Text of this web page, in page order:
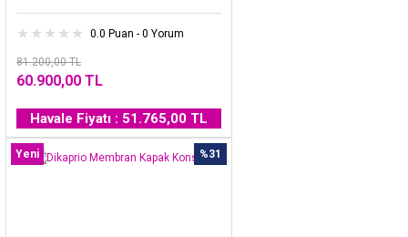
0.0 Puan - 0 Yorum
81.200,00 TL
60.900,00 TL
Havale Fiyatı : 51.765,00 TL
%31
Yeni